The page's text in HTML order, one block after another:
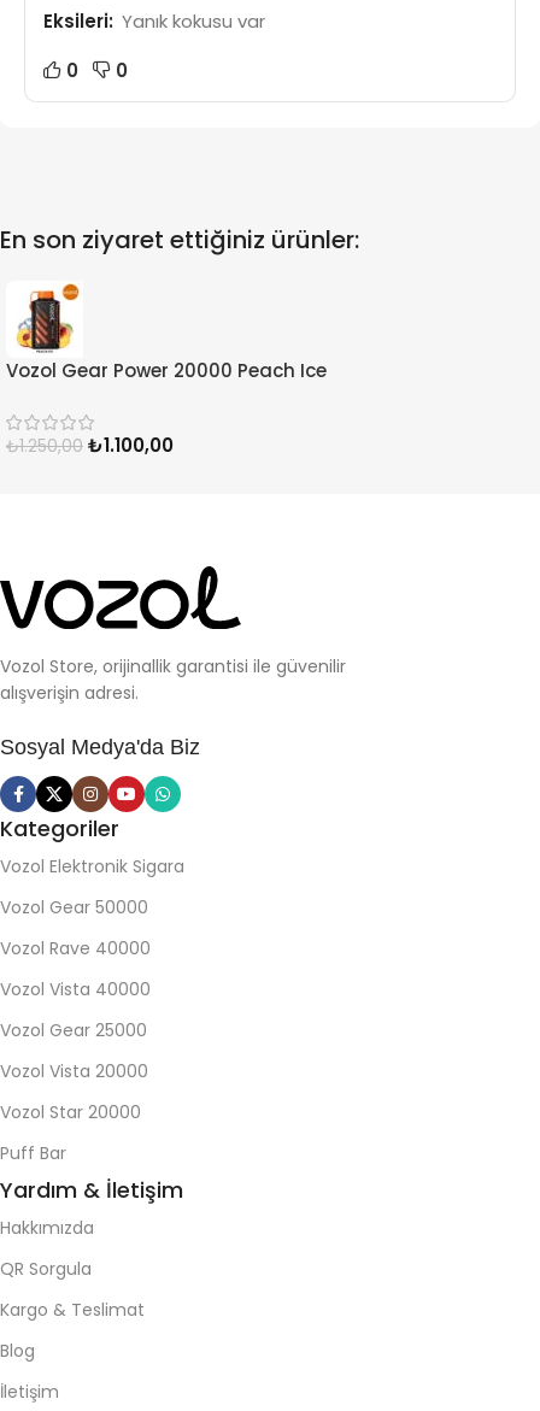
Eksileri: Yanık kokusu var
0
0
En son ziyaret ettiğiniz ürünler:
Vozol Gear Power 20000 Peach Ice
₺1.250,00 ₺1.100,00
Vozol Store, orijinallik garantisi ile güvenilir
alışverişin adresi.
Sosyal Medya'da Biz
Kategoriler
Vozol Elektronik Sigara
Vozol Gear 50000
Vozol Rave 40000
Vozol Vista 40000
Vozol Gear 25000
Vozol Vista 20000
Vozol Star 20000
Puff Bar
Yardım & İletişim
Hakkımızda
QR Sorgula
Kargo & Teslimat
Blog
İletişim